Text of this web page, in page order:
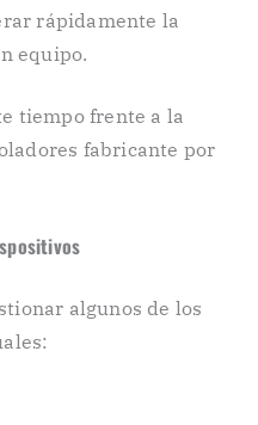
rápidamente la
equipo.
tiempo frente a la
fabricante por
algunos de los